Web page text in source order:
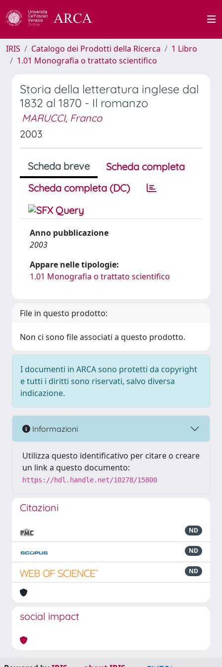
IRIS Catalogo dei Prodotti della Ricerca
1 Libro
1.01 Monografia o trattato scientifico
Storia della letteratura inglese dal
1832 al 1870 - Il romanzo
MARUCCI, Franco
2003
Scheda breve
Scheda completa
Scheda completa (DC)
Anno pubblicazione
2003
Appare nelle tipologie:
1.01 Monografia o trattato scientifico
File in questo prodotto:
Non ci sono file associati a questo prodotto.
I documenti in ARCA sono protetti da copyright
e tutti i diritti sono riservati, salvo diversa
indicazione.
Informazioni
Utilizza questo identificativo per citare o creare
un link a questo documento:
https://hdl.handle.net/10278/15800
Citazioni
ND
ND
ND
social impact